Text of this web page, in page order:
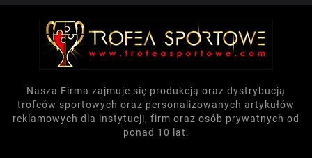
Nasza Firma zajmuje się produkcją oraz dystrybucją
trofeów sportowych oraz personalizowanych artykułów
reklamowych dla instytucji, firm oraz osób prywatnych od
ponad 10 lat.